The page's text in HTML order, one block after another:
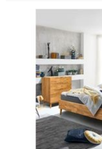
Tammepuidust voodi Scan